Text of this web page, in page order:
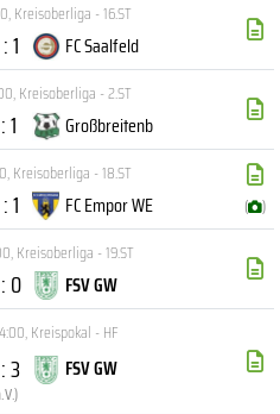
,Kreisoberliga - 16.ST
1
FC Saalfeld
,Kreisoberliga - 2.ST
1
Großbreitenb
,Kreisoberliga - 18.ST
1 FC Empor WE ( )
,Kreisoberliga - 19.ST
0
FSV GW
,Kreispokal - HF
3
)
FSV GW